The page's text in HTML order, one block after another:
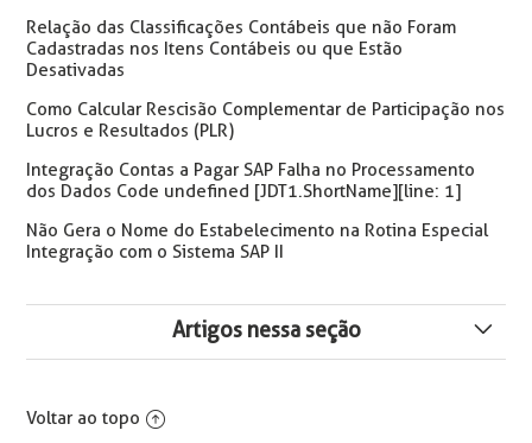
Relação das Classificações Contábeis que não Foram
Cadastradas nos Itens Contábeis ou que Estão
Desativadas
Como Calcular Rescisão Complementar de Participação nos
Lucros e Resultados (PLR)
Integração Contas a Pagar SAP Falha no Processamento
dos Dados Code undefined [JDT1.ShortName][line: 1]
Não Gera o Nome do Estabelecimento na Rotina Especial
Integração com o Sistema SAP II
Artigos nessa seção
Plano de Contas
Voltar ao topo